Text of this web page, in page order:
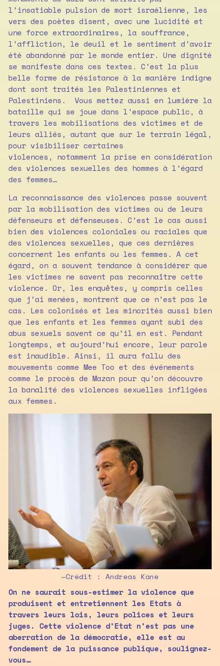
l’insatiable pulsion de mort israélienne, les
vers des poètes disent, avec une lucidité et
une force extraordinaires, la souffrance,
l’affliction, le deuil et le sentiment d’avoir
été abandonné par le monde entier. Une dignité
se manifeste dans ces textes. C’est la plus
belle forme de résistance à la manière indigne
dont sont traités les Palestiniennes et
Palestiniens. Vous mettez aussi en lumière la
bataille qui se joue dans l’espace public, à
travers les mobilisations des victimes et de
leurs alliés, autant que sur le terrain légal,
pour visibiliser certaines
violences, notamment la prise en considération
des violences sexuelles des hommes à l’égard
des femmes…
La reconnaissance des violences passe souvent
par la mobilisation des victimes ou de leurs
défenseurs et défenseuses. C’est le cas aussi
bien des violences coloniales ou raciales que
des violences sexuelles, que ces dernières
concernent les enfants ou les femmes. A cet
égard, on a souvent tendance à considérer que
les victimes ne savent pas reconnaître cette
violence. Or, les enquêtes, y compris celles
que j’ai menées, montrent que ce n’est pas le
cas. Les colonisés et les minorités aussi bien
que les enfants et les femmes ayant subi des
abus sexuels savent ce qu’il en est. Pendant
longtemps, et aujourd’hui encore, leur parole
est inaudible. Ainsi, il aura fallu des
mouvements comme Mee Too et des événements
comme le procès de Mazan pour qu’on découvre
la banalité des violences sexuelles infligées
aux femmes.
—Crédit : Andreas Kane
On ne saurait sous-estimer la violence que
produisent et entretiennent les Etats à
travers leurs lois, leurs polices et leurs
juges. Cette violence d’Etat n’est pas une
aberration de la démocratie, elle est au
fondement de la puissance publique, soulignez-
vous…